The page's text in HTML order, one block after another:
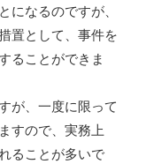
なるのですが、
置として、事件を
ることができま
が、一度に限って
すので、実務上
ることが多いで